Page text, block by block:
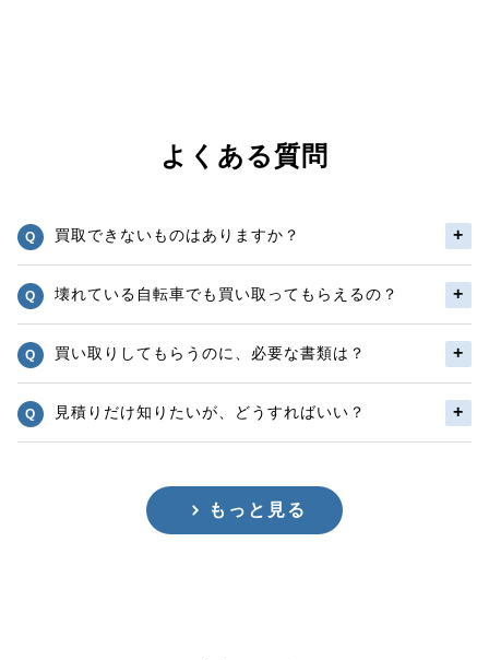
よくある質問
買取できないものはありますか？
壊れている自転車でも買い取ってもらえるの？
買い取りしてもらうのに、必要な書類は？
見積りだけ知りたいが、どうすればいい？
もっと見る